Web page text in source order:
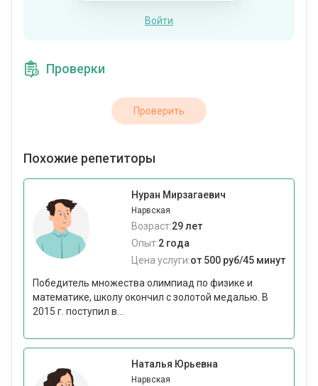
Войти
Проверки
Проверить
Похожие репетиторы
Нуран Мирзагаевич
Нарвская
Возраст:29 лет
Опыт:2 года
Цена услуги:от 500 руб/45 минут
Победитель множества олимпиад по физике и
математике, школу окончил с золотой медалью. В
2015 г. поступил в...
Наталья Юрьевна
Нарвская